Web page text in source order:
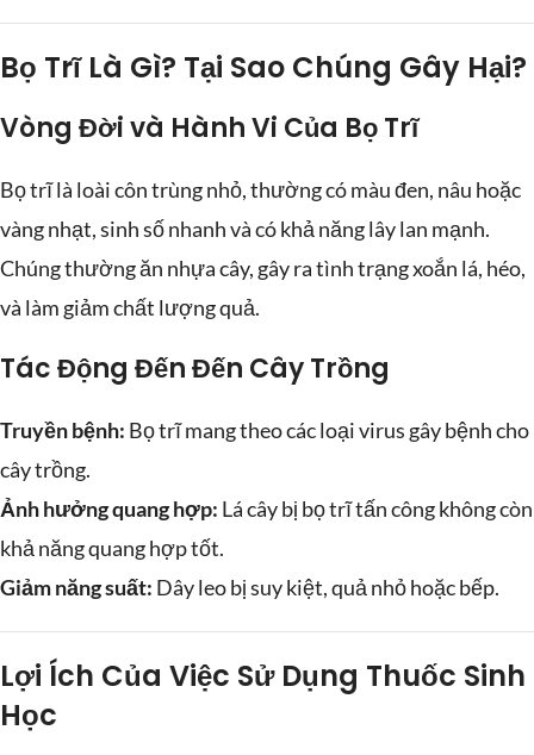
Bọ Trĩ Là Gì? Tại Sao Chúng Gây Hại?
Vòng Đời và Hành Vi Của Bọ Trĩ
Bọ trĩ là loài côn trùng nhỏ, thường có màu đen, nâu hoặc
vàng nhạt, sinh số nhanh và có khả năng lây lan mạnh.
Chúng thường ăn nhựa cây, gây ra tình trạng xoắn lá, héo,
và làm giảm chất lượng quả.
Tác Động Đến Đến Cây Trồng
Truyền bệnh: Bọ trĩ mang theo các loại virus gây bệnh cho
cây trồng.
Ảnh hưởng quang hợp: Lá cây bị bọ trĩ tấn công không còn
khả năng quang hợp tốt.
Giảm năng suất: Dây leo bị suy kiệt, quả nhỏ hoặc bếp.
Lợi Ích Của Việc Sử Dụng Thuốc Sinh
Học